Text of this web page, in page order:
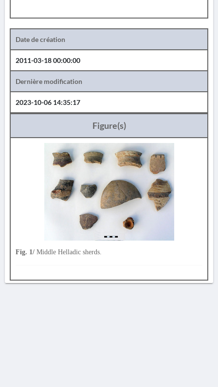
Date de création
2011-03-18 00:00:00
Dernière modification
2023-10-06 14:35:17
Figure(s)
Fig. 1/ Middle Helladic sherds.